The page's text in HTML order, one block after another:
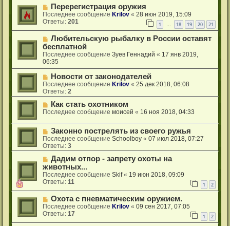
Перерегистрация оружия
Последнее сообщение Krilov «28 июн 2019, 15:09
Ответы:201 1 … 18 19 20 21
Любительскую рыбалку в России оставят
бесплатной
Последнее сообщениеЗуев Геннадий « 17 янв 2019,
06:35
Новости от законодателей
Последнее сообщение Krilov «25 дек 2018, 06:08
Ответы:2
Как стать охотником
Последнее сообщениемоисей « 16 ноя 2018, 04:33
Законно пострелять из своего ружья
Последнее сообщениеSchoolboy «07 июл 2018, 07:27
Ответы:3
Дадим отпор - запрету охоты на
животных...
Последнее сообщениеSkif« 19 июн 2018, 09:09
Ответы:11 1 2
Охота с пневматическим оружием.
Последнее сообщение Krilov «09 сен 2017, 07:05
Ответы:17 1 2